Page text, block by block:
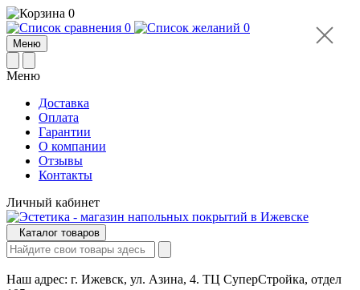
0
0
0
Меню
Меню
Доставка
Оплата
Гарантии
О компании
Отзывы
Контакты
Личный кабинет
Каталог товаров
Наш адрес: г. Ижевск, ул. Азина, 4. ТЦ СуперСтройка, отдел